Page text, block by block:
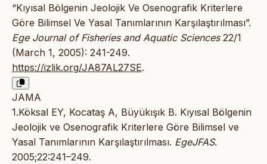
“Kıyısal Bölgenin Jeolojik Ve Osenografik Kriterlere
Göre Bilimsel Ve Yasal Tanımlarının Karşılaştırılması”.
Ege Journal of Fisheries and Aquatic Sciences22/1
(March 1, 2005): 241-249.
https://izlik.org/JA87AL27SE.
JAMA
1.Köksal EY, Kocataş A, Büyükışık B. Kıyısal Bölgenin
Jeolojik ve Osenografik Kriterlere Göre Bilimsel ve
Yasal Tanımlarının Karşılaştırılması. EgeJFAS.
2005;22:241–249.